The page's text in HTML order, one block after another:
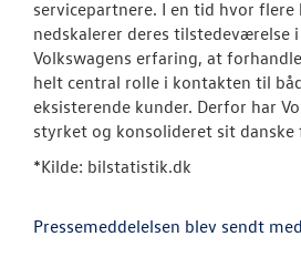
servicepartnere. I en tid hvor
nedskalerer deres tilstedeværelse
Volkswagens erfaring, at
helt central rolle i kontakten til
eksisterende kunder. Derfor har
styrket og konsolideret sit
*Kilde: bilstatistik.dk
Pressemeddelelsen blev sendt